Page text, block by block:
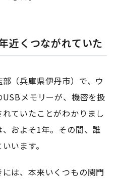
近くつながれていた
（兵庫県伊丹市）で、ウ
メモリーが、機密を扱
ていたことがわかりまし
およそ1年。その間、誰
います。
は、本来いくつもの関門